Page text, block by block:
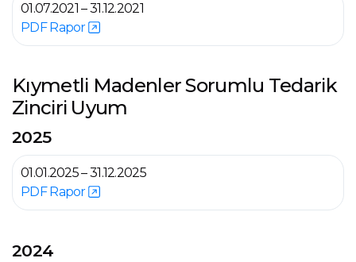
01.07.2021 – 31.12.2021
PDF Rapor
Kıymetli Madenler Sorumlu Tedarik
Zinciri Uyum
2025
01.01.2025 – 31.12.2025
PDF Rapor
2024